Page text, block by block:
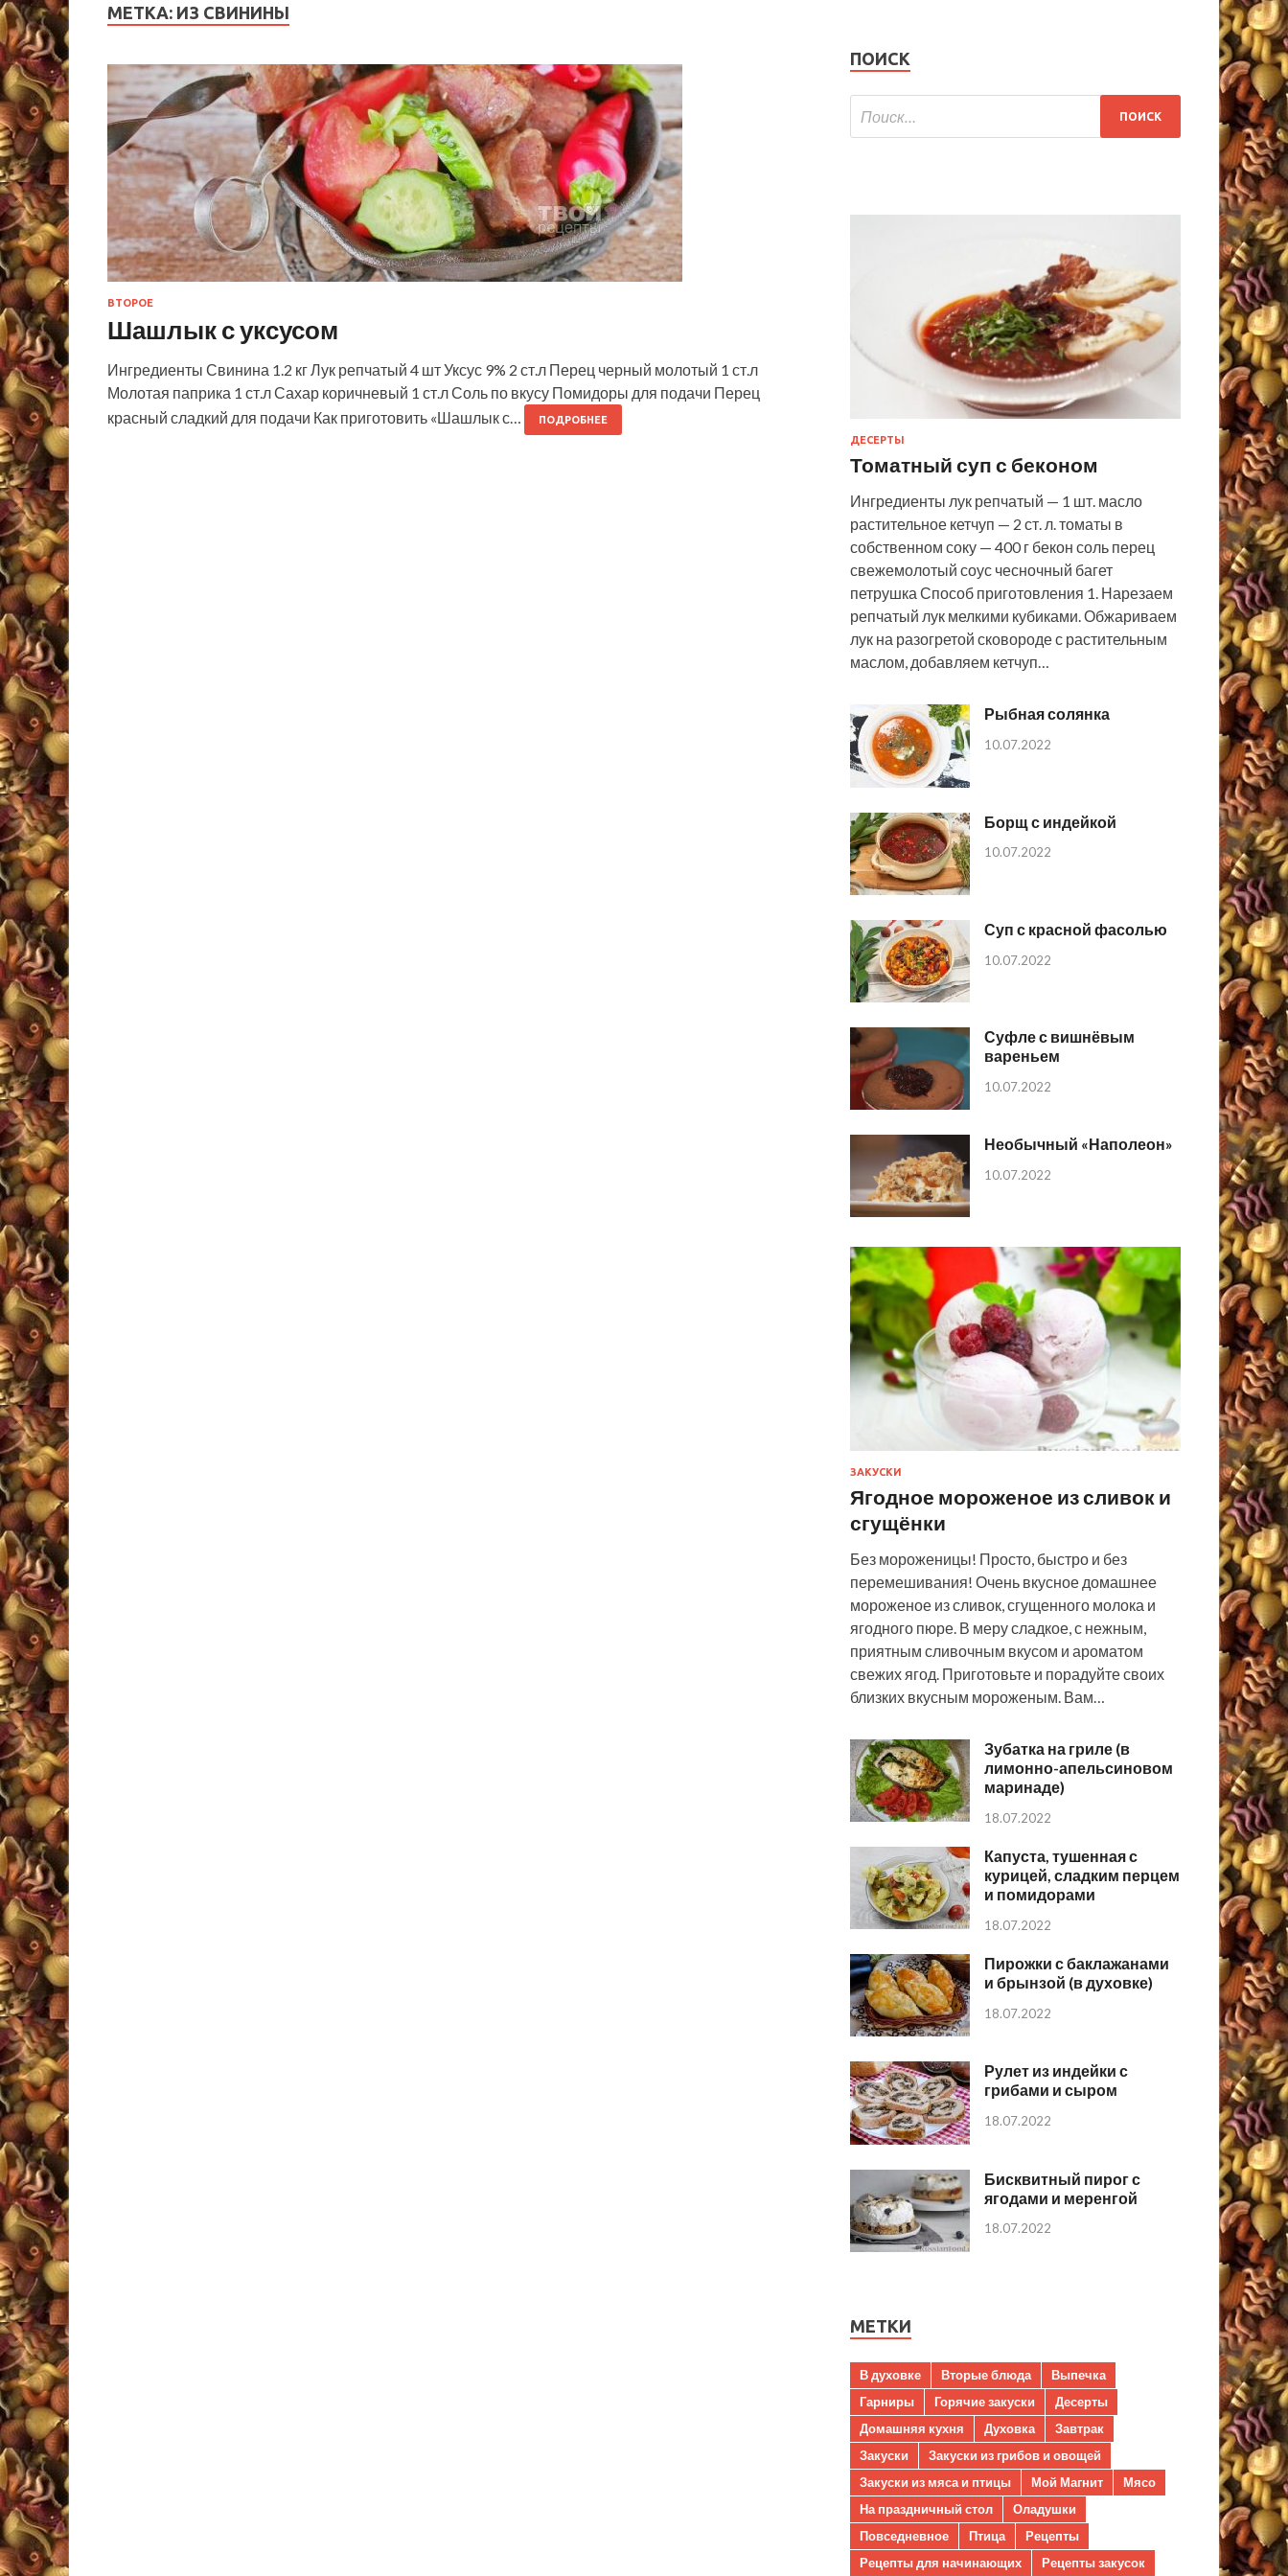
МЕТКА: ИЗ СВИНИНЫ
ВТОРОЕ
Шашлык с уксусом
Ингредиенты Свинина 1.2 кг Лук репчатый 4 шт Уксус 9% 2 ст.л Перец черный молотый 1 ст.л
Молотая паприка 1 ст.л Сахар коричневый 1 ст.л Соль по вкусу Помидоры для подачи Перец
красный сладкий для подачи Как приготовить «Шашлык с…
ПОДРОБНЕЕ
ПОИСК
ДЕСЕРТЫ
Томатный суп с беконом
Ингредиенты лук репчатый — 1 шт. масло
растительное кетчуп — 2 ст. л. томаты в
собственном соку — 400 г бекон соль перец
свежемолотый соус чесночный багет
петрушка Способ приготовления 1. Нарезаем
репчатый лук мелкими кубиками. Обжариваем
лук на разогретой сковороде с растительным
маслом, добавляем кетчуп…
Рыбная солянка
10.07.2022
Борщ с индейкой
10.07.2022
Суп с красной фасолью
10.07.2022
Суфле с вишнёвым
вареньем
10.07.2022
Необычный «Наполеон»
10.07.2022
ЗАКУСКИ
Ягодное мороженое из сливок и
сгущёнки
Без мороженицы! Просто, быстро и без
перемешивания! Очень вкусное домашнее
мороженое из сливок, сгущенного молока и
ягодного пюре. В меру сладкое, с нежным,
приятным сливочным вкусом и ароматом
свежих ягод. Приготовьте и порадуйте своих
близких вкусным мороженым. Вам…
Зубатка на гриле (в
лимонно-апельсиновом
маринаде)
18.07.2022
Капуста, тушенная с
курицей, сладким перцем
и помидорами
18.07.2022
Пирожки с баклажанами
и брынзой (в духовке)
18.07.2022
Рулет из индейки с
грибами и сыром
18.07.2022
Бисквитный пирог с
ягодами и меренгой
18.07.2022
МЕТКИ
В духовке Вторые блюда
Выпечка
Гарниры
Горячие закуски
Десерты
Домашняя кухня
Духовка
Завтрак
Закуски
Закуски из грибов и овощей
Закуски из мяса и птицы
Мой Магнит
Мясо
На праздничный стол
Оладушки
Повседневное
Птица
Рецепты
Рецепты для начинающих
Рецепты закусок